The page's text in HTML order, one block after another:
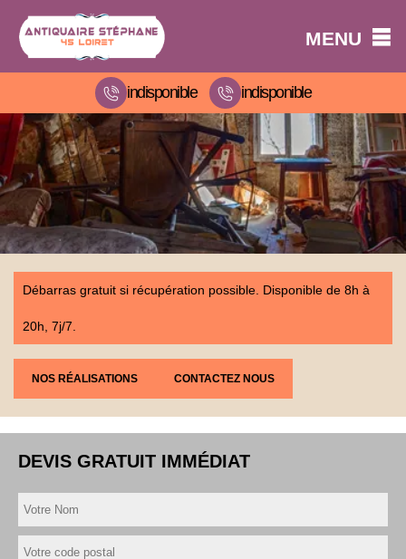
MENU
indisponible indisponible
Débarras gratuit si récupération possible. Disponible de 8h à
20h, 7j/7.
NOS RÉALISATIONS CONTACTEZ NOUS
DEVIS GRATUIT IMMÉDIAT